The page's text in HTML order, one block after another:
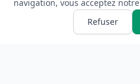
navigation, vous acceptez notre
Refuser